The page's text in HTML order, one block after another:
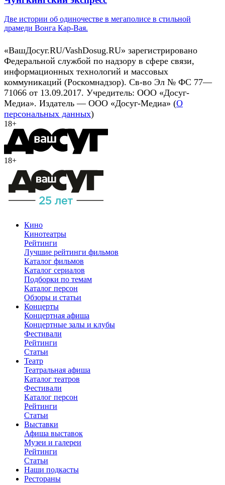
Две истории об одиночестве в мегаполисе в стильной
драмеди Вонга Кар-Вая.
«ВашДосуг.RU/VashDosug.RU» зарегистрировано
Федеральной службой по надзору в сфере связи,
информационных технологий и массовых
коммуникаций (Роскомнадзор). Св-во Эл № ФС 77—
71066 от 13.09.2017. Учредитель: ООО «Досуг-
Медиа». Издатель — ООО «Досуг-Медиа» (О
персональных данных)
18+
18+
Кино
Кинотеатры
Рейтинги
Лучшие рейтинги фильмов
Каталог фильмов
Каталог сериалов
Подборки по темам
Каталог персон
Обзоры и статьи
Концерты
Концертная афиша
Концертные залы и клубы
Фестивали
Рейтинги
Статьи
Театр
Театральная афиша
Каталог театров
Фестивали
Каталог персон
Рейтинги
Статьи
Выставки
Афиша выставок
Музеи и галереи
Рейтинги
Статьи
Наши подкасты
Рестораны